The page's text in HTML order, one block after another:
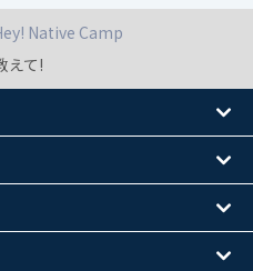
Native Camp
えて!